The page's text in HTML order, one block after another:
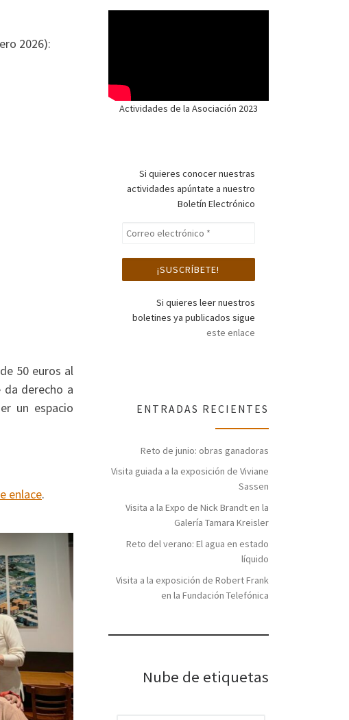
2026):
50 euros al
derecho a
un espacio
enlace.
Actividades de la Asociación 2023
Si quieres conocer nuestras
actividades apúntate a nuestro
Boletín Electrónico
Si quieres leer nuestros
boletines ya publicados sigue
este enlace
ENTRADAS RECIENTES
Reto de junio: obras ganadoras
Visita guiada a la exposición de Viviane
Sassen
Visita a la Expo de Nick Brandt en la
Galería Tamara Kreisler
Reto del verano: El agua en estado
líquido
Visita a la exposición de Robert Frank
en la Fundación Telefónica
Nube de etiquetas